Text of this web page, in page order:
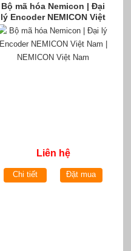
Bộ mã hóa Nemicon | Đại
lý Encoder NEMICON Việt
Nam | NEMICON Việt Nam
Liên hệ
Chi tiết Đặt mua